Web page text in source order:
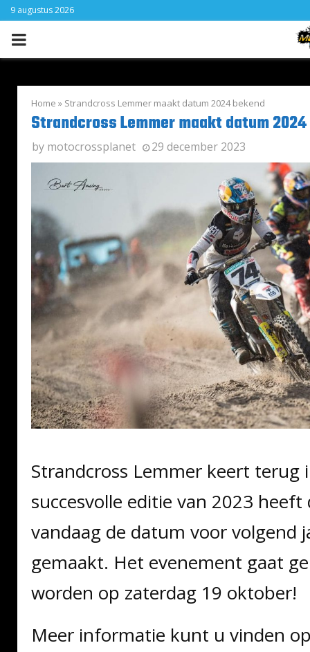
9 augustus 2026
PRIMARY
Home » Strandcross Lemmer maakt datum 2024 bekend
Strandcross Lemmer maakt datum
by motocrossplanet 29 december 2023
Strandcross Lemmer keert terug
succesvolle editie van 2023
vandaag de datum voor volgend
gemaakt. Het evenement gaat
worden op zaterdag 19 oktober!
Meer informatie kunt u vinden